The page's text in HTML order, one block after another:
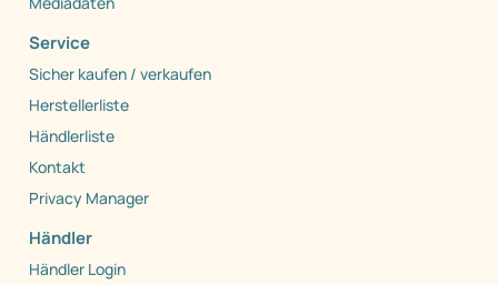
Unternehmen
Über Caraworld
Mediadaten
Service
Sicher kaufen / verkaufen
Herstellerliste
Händlerliste
Kontakt